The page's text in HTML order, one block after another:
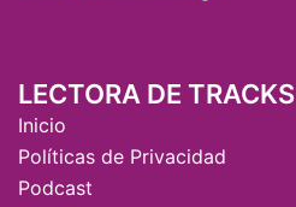
LECTORA DE TRACKS
Inicio
Políticas de Privacidad
Podcast